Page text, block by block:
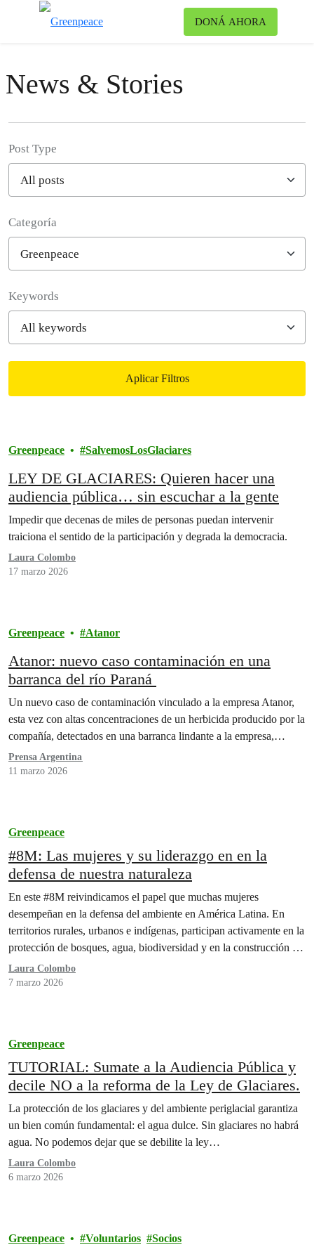
DONÁ AHORA
News & Stories
Post Type
Categoría
Keywords
Aplicar Filtros
Greenpeace SalvemosLosGlaciares
LEY DE GLACIARES: Quieren hacer una
audiencia pública… sin escuchar a la gente
Impedir que decenas de miles de personas puedan intervenir
traiciona el sentido de la participación y degrada la democracia.
Laura Colombo
17 marzo 2026
Greenpeace Atanor
Atanor: nuevo caso contaminación en una
barranca del río Paraná
Un nuevo caso de contaminación vinculado a la empresa Atanor,
esta vez con altas concentraciones de un herbicida producido por la
compañía, detectados en una barranca lindante a la empresa,…
Prensa Argentina
11 marzo 2026
Greenpeace
#8M: Las mujeres y su liderazgo en en la
defensa de nuestra naturaleza
En este #8M reivindicamos el papel que muchas mujeres
desempeñan en la defensa del ambiente en América Latina. En
territorios rurales, urbanos e indígenas, participan activamente en la
protección de bosques, agua, biodiversidad y en la construcción de
soluciones frente a la crisis climática.
Laura Colombo
7 marzo 2026
Greenpeace
TUTORIAL: Sumate a la Audiencia Pública y
decile NO a la reforma de la Ley de Glaciares.
La protección de los glaciares y del ambiente periglacial garantiza
un bien común fundamental: el agua dulce. Sin glaciares no habrá
agua. No podemos dejar que se debilite la ley…
Laura Colombo
6 marzo 2026
Greenpeace Voluntarios Socios